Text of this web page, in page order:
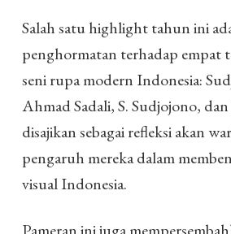
Salah satu highlight tahun ini
penghormatan terhadap empat
seni rupa modern Indonesia:
Ahmad Sadali, S. Sudjojono,
disajikan sebagai refleksi akan
pengaruh mereka dalam
visual Indonesia.